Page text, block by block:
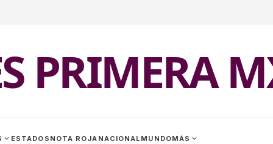
PRIMERA
expand_more ESTADOS NOTA ROJA NACIONAL MUNDOMÁS expand_more